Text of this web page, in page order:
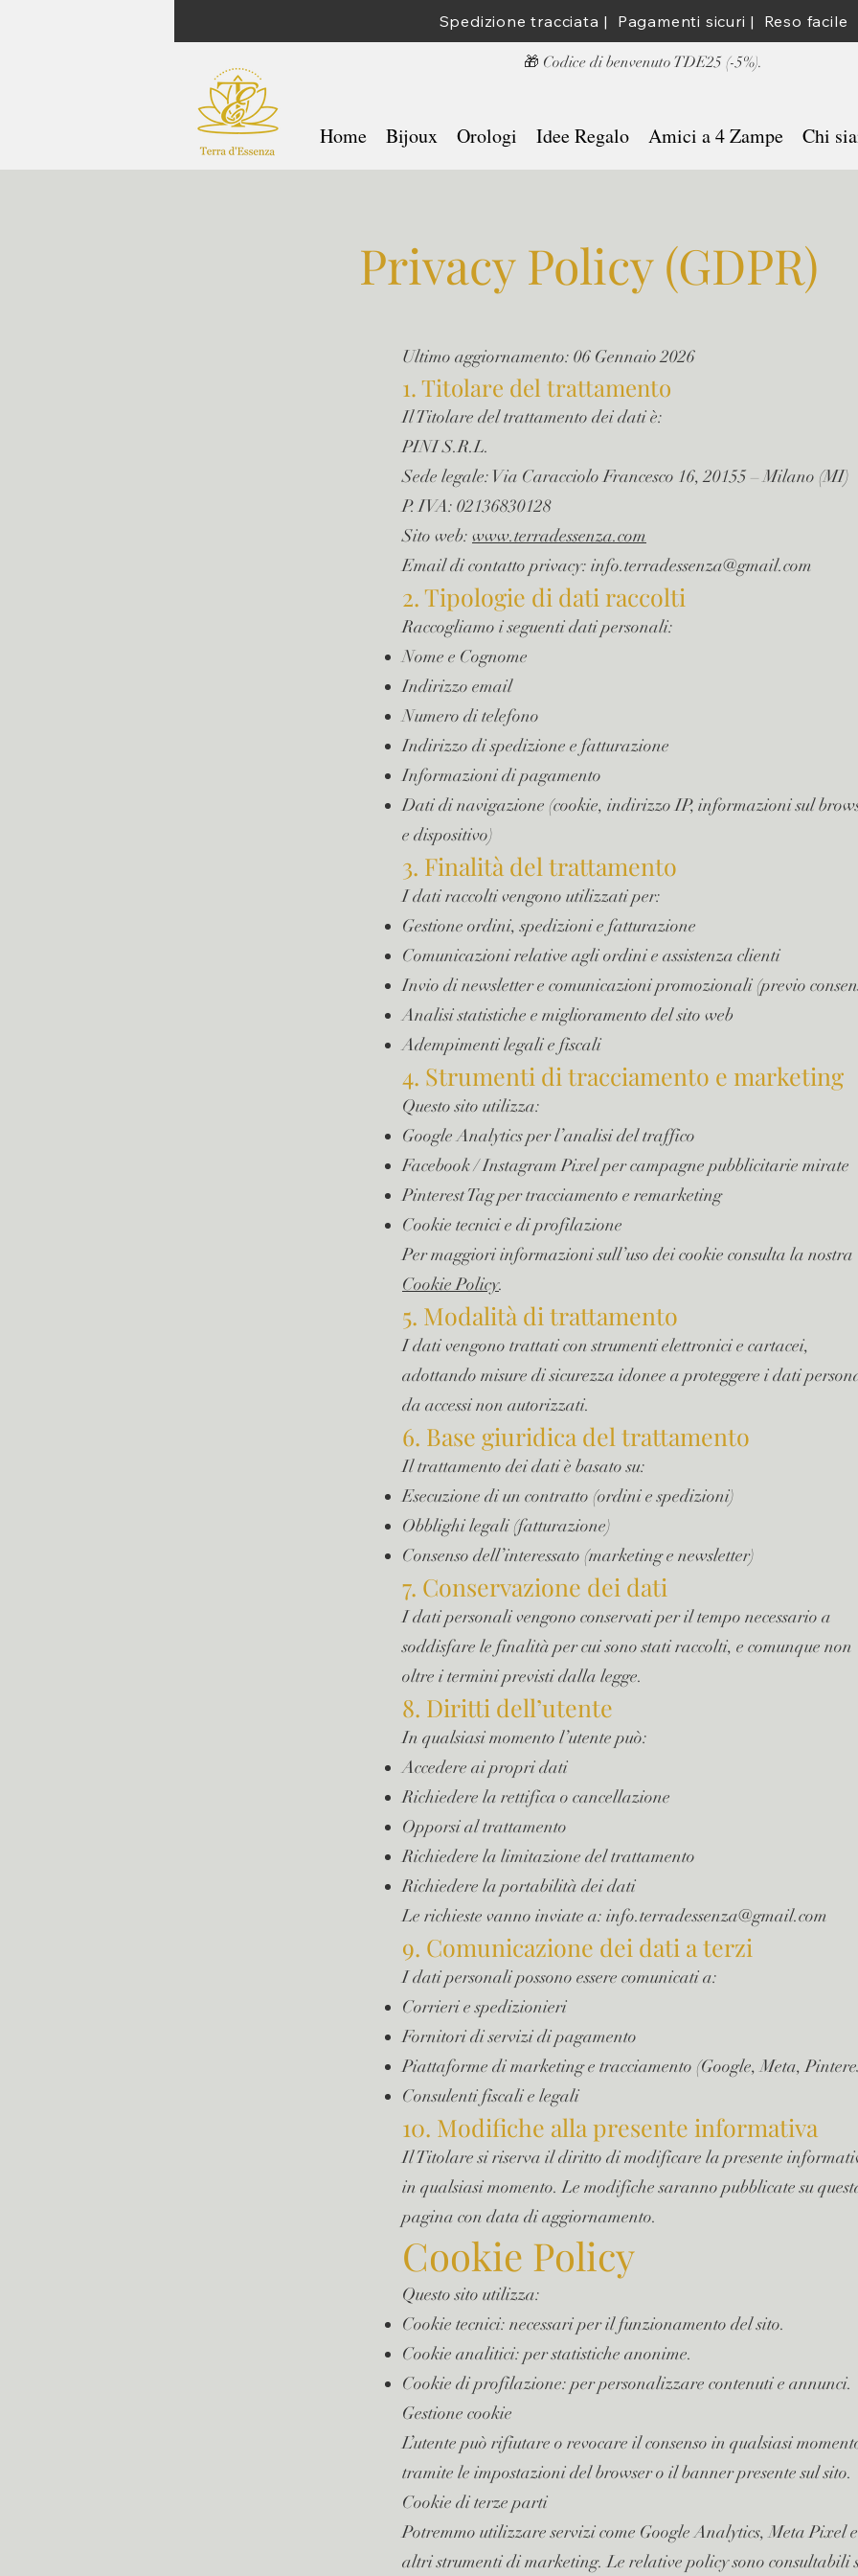
Spedizione tracciata |  Pagamenti sicuri |  Reso facile
​🎁 Codice di benvenuto TDE25 (-5%).
Home Bijoux Orologi Idee Regalo Amici a 4 Zampe Chi
Privacy Policy (GDPR)
Ultimo aggiornamento: 06 Gennaio 2026
1. Titolare del trattamento
Il Titolare del trattamento dei dati è:
PINI S.R.L.
Sede legale: Via Caracciolo Francesco 16, 20155 – Milano (MI)
P. IVA: 02136830128
Sito web: www.terradessenza.com
Email di contatto privacy: info.terradessenza@gmail.com
2. Tipologie di dati raccolti
Raccogliamo i seguenti dati personali:
Nome e Cognome
Indirizzo email
Numero di telefono
Indirizzo di spedizione e fatturazione
Informazioni di pagamento
Dati di navigazione (cookie, indirizzo IP, informazioni sul
e dispositivo)
3. Finalità del trattamento
I dati raccolti vengono utilizzati per:
Gestione ordini, spedizioni e fatturazione
Comunicazioni relative agli ordini e assistenza clienti
Invio di newsletter e comunicazioni promozionali (previo
Analisi statistiche e miglioramento del sito web
Adempimenti legali e fiscali
4. Strumenti di tracciamento e marketing
Questo sito utilizza:
Google Analytics per l’analisi del traffico
Facebook / Instagram Pixel per campagne pubblicitarie mirate
Pinterest Tag per tracciamento e remarketing
Cookie tecnici e di profilazione
Per maggiori informazioni sull’uso dei cookie consulta la nostra
Cookie Policy.
5. Modalità di trattamento
I dati vengono trattati con strumenti elettronici e cartacei,
adottando misure di sicurezza idonee a proteggere i dati
da accessi non autorizzati.
6. Base giuridica del trattamento
Il trattamento dei dati è basato su:
Esecuzione di un contratto (ordini e spedizioni)
Obblighi legali (fatturazione)
Consenso dell’interessato (marketing e newsletter)
7. Conservazione dei dati
I dati personali vengono conservati per il tempo necessario a
soddisfare le finalità per cui sono stati raccolti, e comunque non
oltre i termini previsti dalla legge.
8. Diritti dell’utente
In qualsiasi momento l’utente può:
Accedere ai propri dati
Richiedere la rettifica o cancellazione
Opporsi al trattamento
Richiedere la limitazione del trattamento
Richiedere la portabilità dei dati
Le richieste vanno inviate a: info.terradessenza@gmail.com
9. Comunicazione dei dati a terzi
I dati personali possono essere comunicati a:
Corrieri e spedizionieri
Fornitori di servizi di pagamento
Piattaforme di marketing e tracciamento (Google, Meta,
Consulenti fiscali e legali
10. Modifiche alla presente informativa
Il Titolare si riserva il diritto di modificare la presente
in qualsiasi momento. Le modifiche saranno pubblicate su
pagina con data di aggiornamento.
Cookie Policy
Questo sito utilizza:
Cookie tecnici: necessari per il funzionamento del sito.
Cookie analitici: per statistiche anonime.
Cookie di profilazione: per personalizzare contenuti e annunci.
Gestione cookie
L’utente può rifiutare o revocare il consenso in qualsiasi
tramite le impostazioni del browser o il banner presente sul sito.
Cookie di terze parti
Potremmo utilizzare servizi come Google Analytics, Meta Pixel e
altri strumenti di marketing. Le relative policy sono consultabili